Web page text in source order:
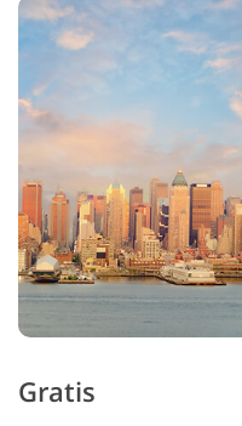
Gratis